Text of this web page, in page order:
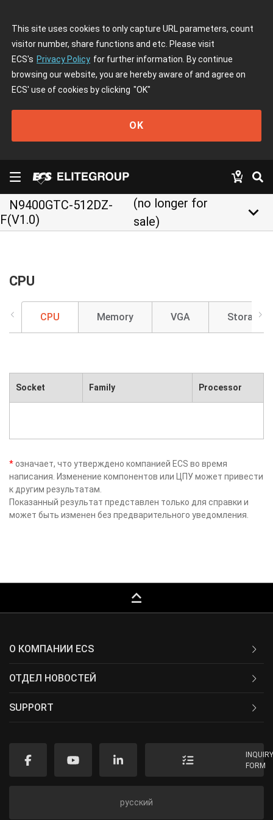
This site uses cookies to only capture URL parameters, count
visitor number, share functions and etc. Please visit
ECS's Privacy Policy for further information. By continue
browsing our website, you are hereby aware of and agree on
ECS' use of cookies by clicking "OK"
OK
N9400GTC-512DZ-
F(V1.0)
(no longer for
sale)
keyboard_arrow_down
CPU
CPU Memory VGA Storage
Socket Family Processor
* означает, что утверждено компанией ECS во время
написания. Изменение компонентов или ЦПУ может привести
к другим результатам.
Показанный результат представлен только для справки и
может быть изменен без предварительного уведомления.
keyboard_capslock
О КОМПАНИИ ECS
ОТДЕЛ НОВОСТЕЙ
SUPPORT
FORM
русский